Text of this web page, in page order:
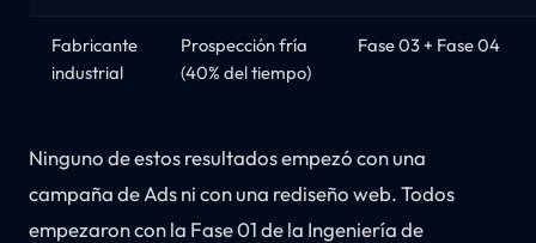
Fabricante
industrial
Prospección fría
(40% del tiempo)
Fase 03 + Fase 04
Ninguno de estos resultados empezó con una
campaña de Ads ni con una rediseño web. Todos
empezaron con la Fase 01 de la Ingeniería de